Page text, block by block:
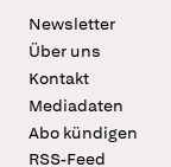
Newsletter
Über uns
Kontakt
Mediadaten
Abo kündigen
RSS-Feed